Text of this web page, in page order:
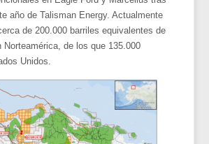
año de Talisman Energy. Actualmente
de 200.000 barriles equivalentes de
Norteamérica, de los que 135.000
Unidos.